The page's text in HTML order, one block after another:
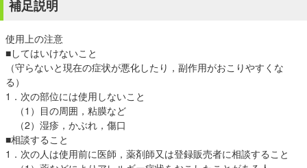
補足説明
使用上の注意
■してはいけないこと
（守らないと現在の症状が悪化したり，副作用がおこりやすくな
る）
1．次の部位には使用しないこと
（1）目の周囲，粘膜など
（2）湿疹，かぶれ，傷口
■相談すること
1．次の人は使用前に医師，薬剤師又は登録販売者に相談すること